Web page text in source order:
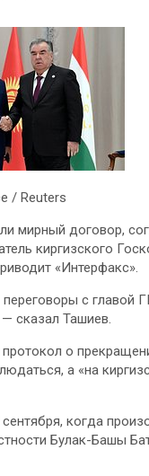
/ Reuters
мирный договор,
киргизского
«Интерфакс».
с главой
сказал Ташиев.
о
а «на
когда
Булак-Башы